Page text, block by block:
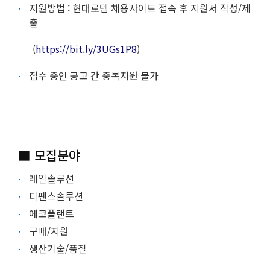
지원방법 : 현대로템 채용사이트 접속 후 지원서 작성/제
출
(https://bit.ly/3UGs1P8)
접수 중인 공고 간 중복지원 불가
■ 모집분야
레일솔루션
디펜스솔루션
에코플랜트
구매/지원
생산기술/품질